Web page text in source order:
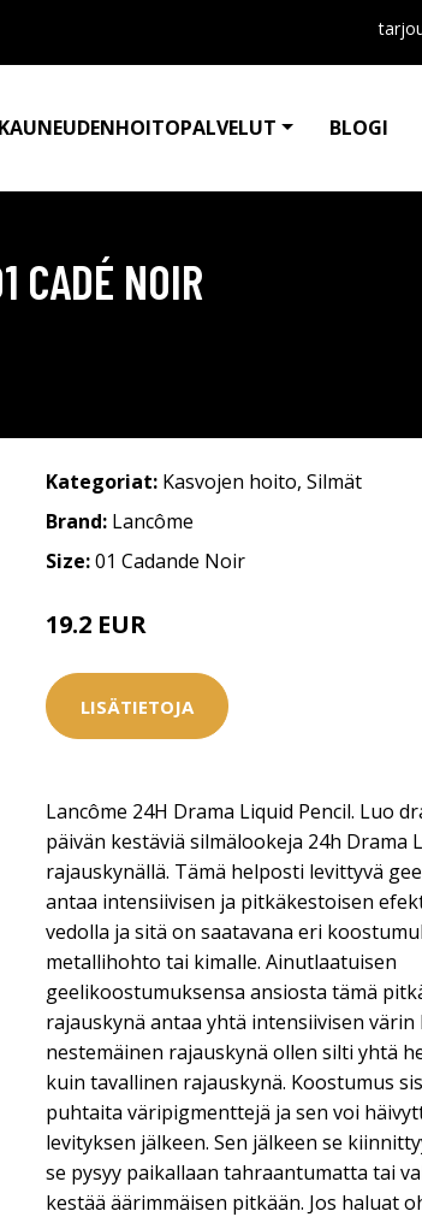
KAUNEUDENHOITOPALVELUT BLOGI
CADÉ NOIR
Kategoriat: Kasvojen hoito, Silmät
Brand: Lancôme
Size:01 Cadande Noir
19.2 EUR
LISÄTIETOJA
Lancôme 24H Drama Liquid Pencil. Luo
päivän kestäviä silmälookeja 24h Drama
rajauskynällä. Tämä helposti levittyvä
antaa intensiivisen ja pitkäkestoisen
vedolla ja sitä on saatavana eri
metallihohto tai kimalle. Ainutlaatuisen
geelikoostumuksensa ansiosta tämä
rajauskynä antaa yhtä intensiivisen värin
nestemäinen rajauskynä ollen silti yhtä
kuin tavallinen rajauskynä. Koostumus
puhtaita väripigmenttejä ja sen voi
levityksen jälkeen. Sen jälkeen se
se pysyy paikallaan tahraantumatta tai
kestää äärimmäisen pitkään. Jos haluat